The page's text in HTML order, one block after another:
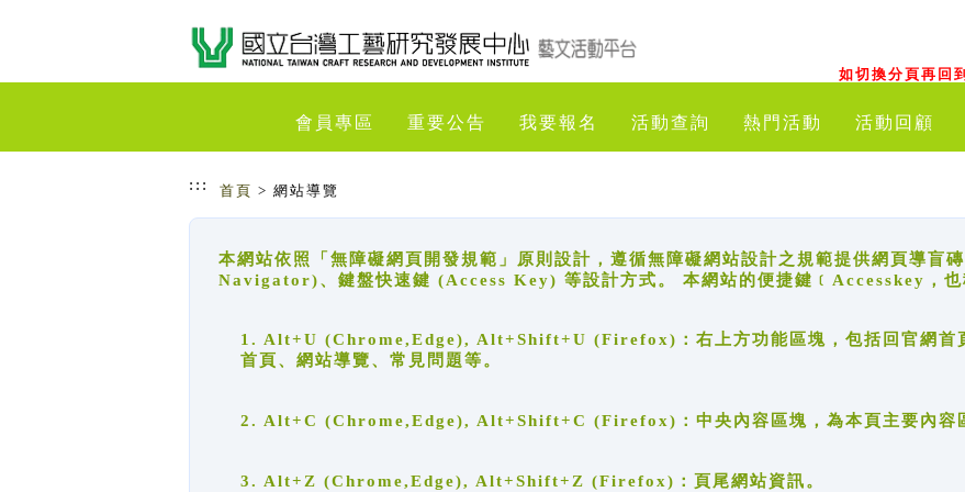
如切換分頁再回
會員專區 重要公告 我要報名 活動查詢 熱門活動 活動回顧
::: 首頁 > 網站導覽
本網站依照「無障礙網頁開發規範」原則設計，遵循無障礙網站設計之規範提供網頁導盲
Navigator)、鍵盤快速鍵 (Access Key) 等設計方式。 本網站的便捷鍵﹝Accesskey，也
1. Alt+U (Chrome,Edge), Alt+Shift+U (Firefox)：右上方功能區塊，包括回官網首
首頁、網站導覽、常見問題等。
2. Alt+C (Chrome,Edge), Alt+Shift+C (Firefox)：中央內容區塊，為本頁主要內容
3. Alt+Z (Chrome,Edge), Alt+Shift+Z (Firefox)：頁尾網站資訊。